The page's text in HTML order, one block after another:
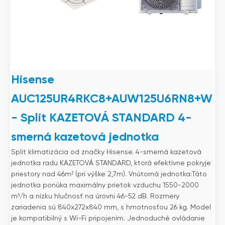
Hisense
AUC125UR4RKC8+AUW125U6RN8+W
- Split KAZETOVÁ STANDARD 4-
smerná kazetová jednotka
Split klimatizácia od značky Hisense. 4-smerná kazetová
jednotka radu KAZETOVÁ STANDARD, ktorá efektívne pokryje
priestory nad 46m² (pri výške 2,7m). Vnútorná jednotka:Táto
jednotka ponúka maximálny prietok vzduchu 1550-2000
m³/h a nízku hlučnosť na úrovni 46-52 dB. Rozmery
zariadenia sú 840x272x840 mm, s hmotnosťou 26 kg. Model
je kompatibilný s Wi-Fi pripojením. Jednoduché ovládanie